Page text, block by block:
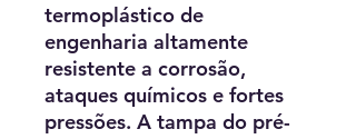
termoplástico de
engenharia altamente
resistente a corrosão,
ataques químicos e fortes
pressões. A tampa do pré-